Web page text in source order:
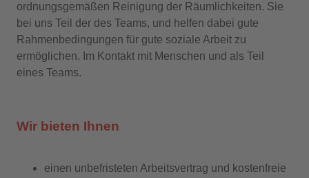
ordnungsgemäßen Reinigung der Räumlichkeiten. Sie
bei uns Teil der des Teams, und helfen dabei gute
Rahmenbedingungen für gute soziale Arbeit zu
ermöglichen. Im Kontakt mit Menschen und als Teil
eines Teams.
Wir bieten Ihnen
einen unbefristeten Arbeitsvertrag und kostenfreie